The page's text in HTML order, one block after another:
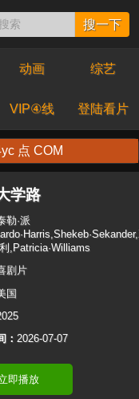
搜一下
动画 综艺
VIP④线 登陆看片
点 COM
学路
勒·派
,Patricia·Williams
剧片
国
：2026-07-07
即播放